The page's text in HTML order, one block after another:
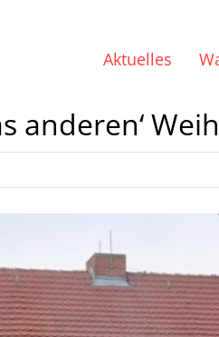
Aktuelles
anderen‘